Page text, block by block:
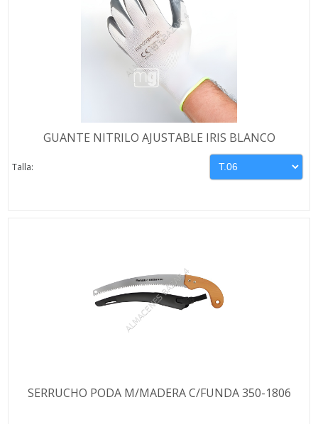
GUANTE NITRILO AJUSTABLE IRIS BLANCO
Talla:
SERRUCHO PODA M/MADERA C/FUNDA 350-1806